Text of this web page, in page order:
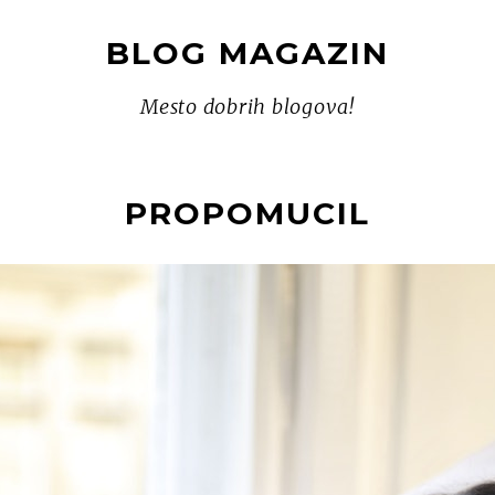
BLOG MAGAZIN
Mesto dobrih blogova!
PROPOMUCIL